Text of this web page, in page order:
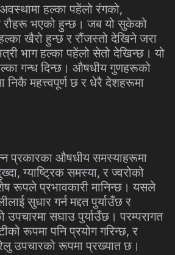
अवस्थामाहल्कापहेंलोरंगको,
रौहरूभएकोहुन्छ। जबयोसुकेको
खैरोहुन्छररौंजस्तोदेखिनेजरा
भागहल्कापहेंलोसेतोदेखिन्छ। यो
गन्धदिन्छ। औषधीयगुणहरूको
निकैमहत्त्वपूर्णछर धेरैदेशहरूमा
प्रकारकाऔषधीयसमस्याहरूमा
,ग्याष्ट्रिकसमस्या,रज्वरोको
रूपलेप्रभावकारीमानिन्छ। यसले
सुधारगर्नमद्दतपुर्याउँछर
उपचारमासघाउपुर्याउँछ। परम्परागत
रूपमापनिप्रयोगगरिन्छ,र
उपचारकोरूपमाप्रख्यातछ।